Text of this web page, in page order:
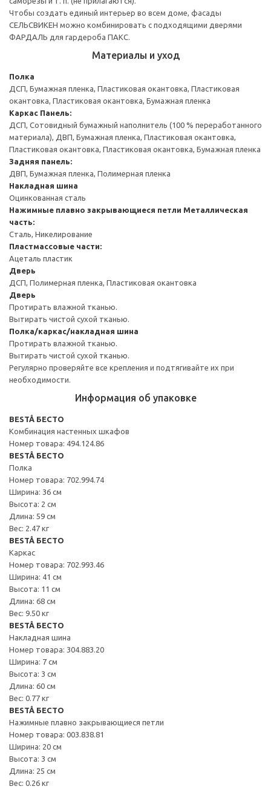
Чтобы создать единый интерьер во всем доме, фасады
СЕЛЬСВИКЕН можно комбинировать с подходящими дверями
ФАРДАЛЬ для гардероба ПАКС.
Материалы и уход
Полка
ДСП, Бумажная пленка, Пластиковая окантовка, Пластиковая
окантовка, Пластиковая окантовка, Бумажная пленка
Каркас Панель:
ДСП, Сотовидный бумажный наполнитель (100 % переработанного
материала), ДВП, Бумажная пленка, Пластиковая окантовка,
Пластиковая окантовка, Пластиковая окантовка, Бумажная пленка
Задняя панель:
ДВП, Бумажная пленка, Полимерная пленка
Накладная шина
Оцинкованная сталь
Нажимные плавно закрывающиеся петли Металлическая
часть:
Сталь, Никелирование
Пластмассовые части:
Ацеталь пластик
Дверь
ДСП, Полимерная пленка, Пластиковая окантовка
Дверь
Протирать влажной тканью.
Вытирать чистой сухой тканью.
Полка/каркас/накладная шина
Протирать влажной тканью.
Вытирать чистой сухой тканью.
Регулярно проверяйте все крепления и подтягивайте их при
необходимости.
Информация об упаковке
BESTÅ БЕСТО
Комбинация настенных шкафов
Номер товара: 494.124.86
BESTÅ БЕСТО
Полка
Номер товара: 702.994.74
Ширина: 36 см
Высота: 2 см
Длина: 59 см
Вес: 2.47 кг
BESTÅ БЕСТО
Каркас
Номер товара: 702.993.46
Ширина: 41 см
Высота: 11 см
Длина: 68 см
Вес: 9.50 кг
BESTÅ БЕСТО
Накладная шина
Номер товара: 304.883.20
Ширина: 7 см
Высота: 3 см
Длина: 60 см
Вес: 0.77 кг
BESTÅ БЕСТО
Нажимные плавно закрывающиеся петли
Номер товара: 003.838.81
Ширина: 20 см
Высота: 3 см
Длина: 25 см
Вес: 0.26 кг